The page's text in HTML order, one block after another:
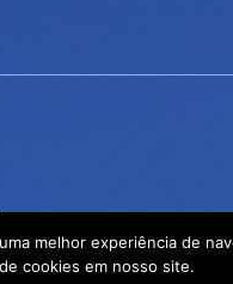
melhor experiência de
cookies em nosso site.